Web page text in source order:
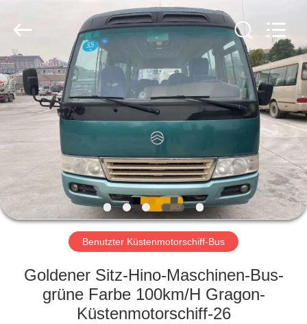
HAUS
PRODUKTE
ÜBER
UNS
FABRIK-
AUSFLUG
QUALITÄTSKONTROLLE
LTD..
Rights
Reserved.
Benutzter Küstenmotorschiff-Bus
Goldener Sitz-Hino-Maschinen-Bus-
grüne Farbe 100km/H Gragon-
Küstenmotorschiff-26